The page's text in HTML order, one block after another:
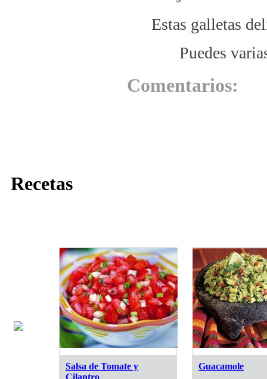
Estas galletas
Puedes
Comentarios:
Recetas
Salsa de Tomate y
Cilantro
Guacamole